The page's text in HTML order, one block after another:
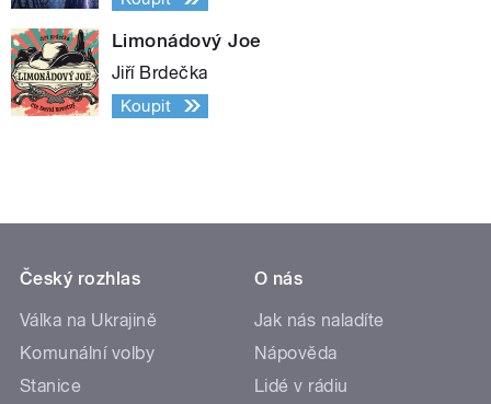
Limonádový Joe
Jiří Brdečka
Koupit
Český rozhlas
Válka na Ukrajině
Komunální volby
Stanice
O nás
Jak nás naladíte
Nápověda
Lidé v rádiu